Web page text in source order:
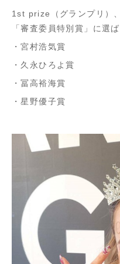
1st prize（グランプリ）
「審査委員特別賞」に選
・宮村浩気賞
・久永ひろよ賞
・冨高裕海賞
・星野優子賞